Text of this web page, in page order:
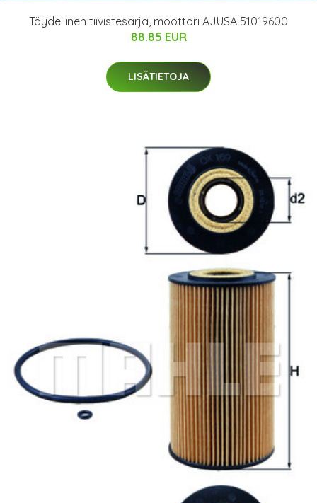
Täydellinen tiivistesarja, moottori AJUSA 51019600
88.85 EUR
LISÄTIETOJA